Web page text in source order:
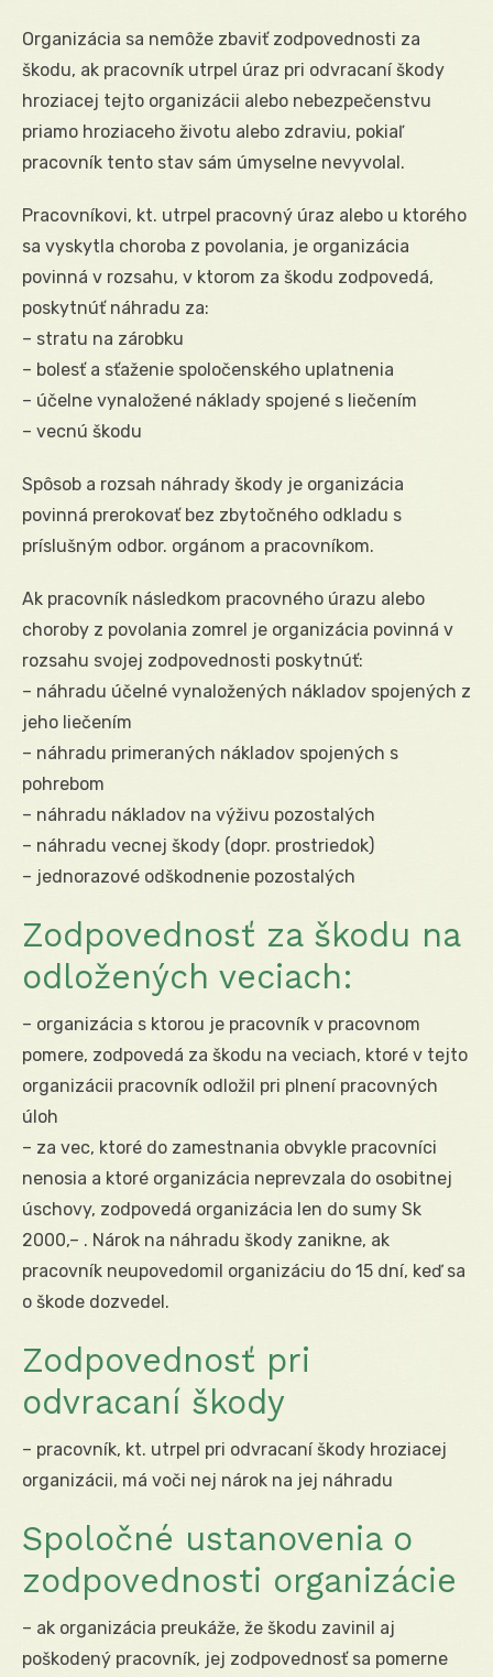
Organizácia sa nemôže zbaviť zodpovednosti za
škodu, ak pracovník utrpel úraz pri odvracaní škody
hroziacej tejto organizácii alebo nebezpečenstvu
priamo hroziaceho životu alebo zdraviu, pokiaľ
pracovník tento stav sám úmyselne nevyvolal.
Pracovníkovi, kt. utrpel pracovný úraz alebo u ktorého
sa vyskytla choroba z povolania, je organizácia
povinná v rozsahu, v ktorom za škodu zodpovedá,
poskytnúť náhradu za:
– stratu na zárobku
– bolesť a sťaženie spoločenského uplatnenia
– účelne vynaložené náklady spojené s liečením
– vecnú škodu
Spôsob a rozsah náhrady škody je organizácia
povinná prerokovať bez zbytočného odkladu s
príslušným odbor. orgánom a pracovníkom.
Ak pracovník následkom pracovného úrazu alebo
choroby z povolania zomrel je organizácia povinná v
rozsahu svojej zodpovednosti poskytnúť:
– náhradu účelné vynaložených nákladov spojených z
jeho liečením
– náhradu primeraných nákladov spojených s
pohrebom
– náhradu nákladov na výživu pozostalých
– náhradu vecnej škody (dopr. prostriedok)
– jednorazové odškodnenie pozostalých
Zodpovednosť za škodu na
odložených veciach:
– organizácia s ktorou je pracovník v pracovnom
pomere, zodpovedá za škodu na veciach, ktoré v tejto
organizácii pracovník odložil pri plnení pracovných
úloh
– za vec, ktoré do zamestnania obvykle pracovníci
nenosia a ktoré organizácia neprevzala do osobitnej
úschovy, zodpovedá organizácia len do sumy Sk
2000,– . Nárok na náhradu škody zanikne, ak
pracovník neupovedomil organizáciu do 15 dní, keď sa
o škode dozvedel.
Zodpovednosť pri
odvracaní škody
– pracovník, kt. utrpel pri odvracaní škody hroziacej
organizácii, má voči nej nárok na jej náhradu
Spoločné ustanovenia o
zodpovednosti organizácie
– ak organizácia preukáže, že škodu zavinil aj
poškodený pracovník, jej zodpovednosť sa pomerne